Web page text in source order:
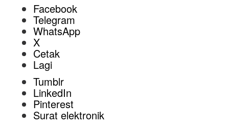
Facebook
Telegram
WhatsApp
X
Cetak
Lagi
Tumblr
LinkedIn
Pinterest
Surat elektronik